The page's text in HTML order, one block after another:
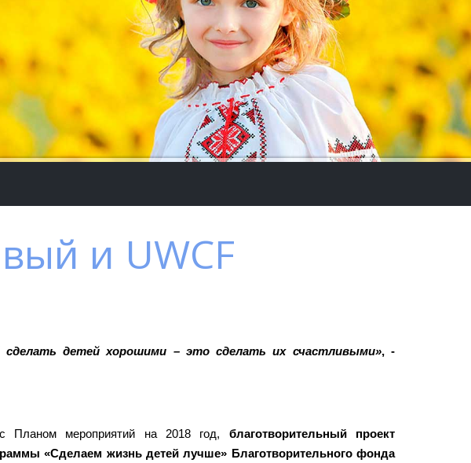
и UWCF
сделать детей хорошими – это сделать их счастливыми», -
Планом мероприятий на 2018 год, благотворительный проект
«Сделаем жизнь детей лучше» Благотворительного фонда